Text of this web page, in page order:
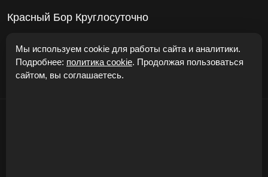
Красный Бор Круглосуточно
Работаем без выходных
Мы используем cookie для работы сайта и аналитики.
Подробнее: политика cookie. Продолжая пользоваться
сайтом, вы соглашаетесь.